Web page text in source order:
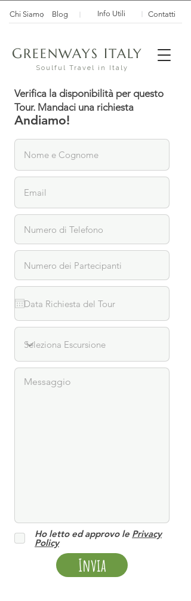
GREENWAYS ITALY
Soulful Travel in Italy
Info Utili
Chi Siamo Contatti
Blog
Verifica la disponibilità per questo
Tour. Mandaci una richiesta
Andiamo!
Ho letto ed approvo le Privacy
Policy
Invia